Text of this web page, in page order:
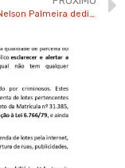
Valinhense Nelson Palmeira dedicou 40 anos ao esporte de Valinhos